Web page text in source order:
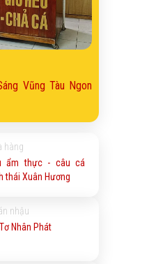
Vũng Tàu Ngon
hàng
ẩm thực - câu cá
thái Xuân Hương
nhậu
Nhân Phát